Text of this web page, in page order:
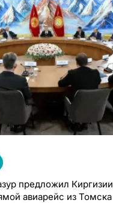
предложил Киргизии
авиарейс из Томска